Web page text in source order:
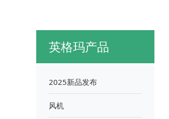
英格玛产品
2025新品发布
风机